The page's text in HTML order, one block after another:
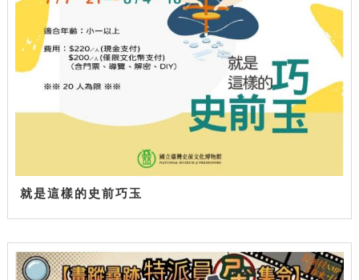
就是這樣的史前巧玉